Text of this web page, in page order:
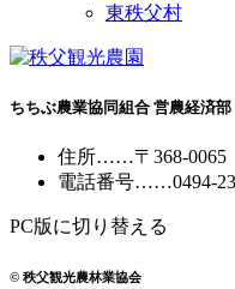
東秩父村
ちちぶ農業協同組合 営農経済部
住所……〒368-0065
電話番号……0494-
PC版に切り替える
© 秩父観光農林業協会